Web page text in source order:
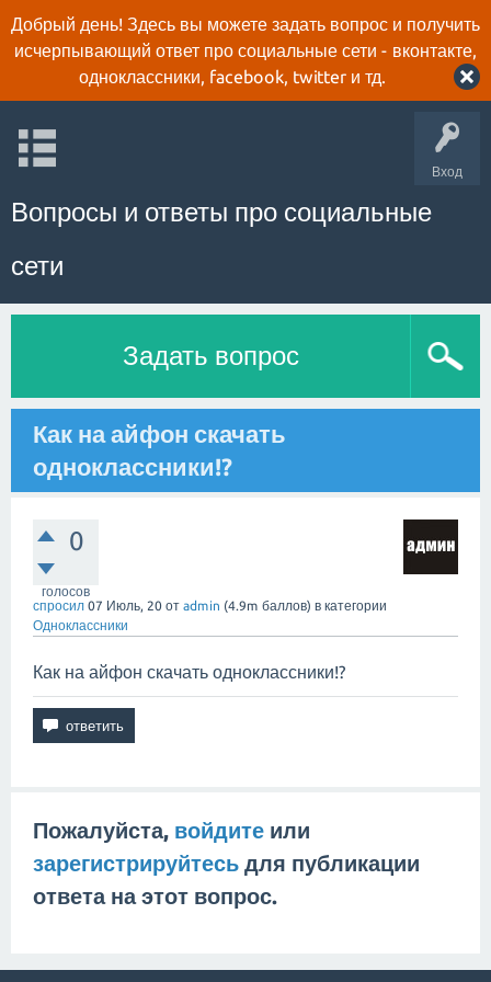
Добрый день! Здесь вы можете задать вопрос и получить
исчерпывающий ответ про социальные сети - вконтакте,
одноклассники, facebook, twitter и тд.
Вход
Вопросы и ответы про социальные
сети
Задать вопрос
Как на айфон скачать
одноклассники!?
0
голосов
спросил 07 Июль, 20 от admin (4.9m баллов) в категории
Одноклассники
Как на айфон скачать одноклассники!?
Пожалуйста, войдите или
зарегистрируйтесь для публикации
ответа на этот вопрос.